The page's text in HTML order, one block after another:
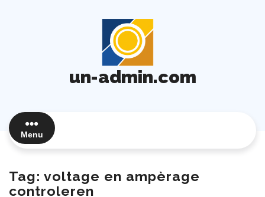
un-admin.com
Menu
Tag: voltage en ampèrage
controleren